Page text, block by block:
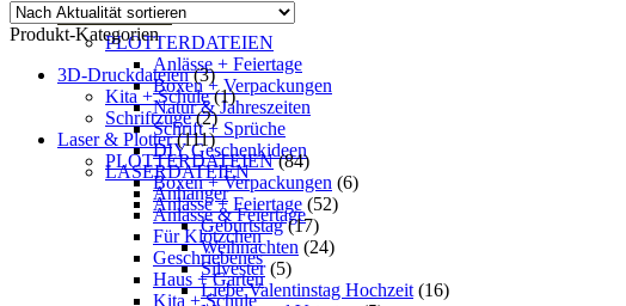
Laser & Plotter
PLOTTERDATEIEN
Anlässe + Feiertage
Boxen + Verpackungen
Natur & Jahreszeiten
Schrift + Sprüche
DIY Geschenkideen
LASERDATEIEN
Anhänger
Anlässe & Feiertage
Für Klötzchen
Geschriebenes
Haus + Garten
Kita + Schule
sortiert
Produkt-Kategorien
3D-Druckdateien (3)
Kita + Schule (1)
Schriftzüge (2)
Laser & Plotter (111)
PLOTTERDATEIEN (84)
Boxen + Verpackungen (6)
Anlässe + Feiertage (52)
Geburtstag (17)
Weihnachten (24)
Silvester (5)
Liebe Valentinstag Hochzeit (16)